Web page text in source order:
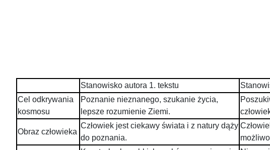
Stanowisko autora 1. tekstu
Cel odkrywania
kosmosu
Poznanie nieznanego, szukanie życia,
lepsze rozumienie Ziemi.
Obraz człowieka
Człowiek jest ciekawy świata i z natury dąży
do poznania.